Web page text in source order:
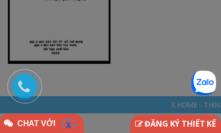
ĐĂNG KÝ THIẾT KẾ
CHAT VỚI
X HOME -